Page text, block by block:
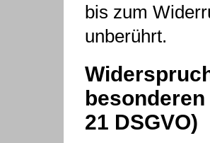
bis zum
unberührt.
21 DSGVO)